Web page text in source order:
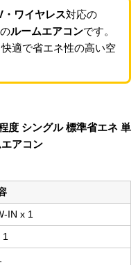
・ワイヤレス対応の
ルームエアコンです。
適で省エネ性の高い空
度 シングル 標準省エネ 単
アコン
IN x 1